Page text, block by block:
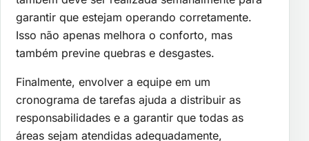
garantir que estejam operando corretamente.
Isso não apenas melhora o conforto, mas
também previne quebras e desgastes.
Finalmente, envolver a equipe em um
cronograma de tarefas ajuda a distribuir as
responsabilidades e a garantir que todas as
áreas sejam atendidas adequadamente,